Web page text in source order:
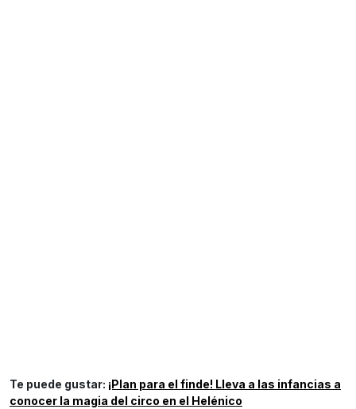
Te puede gustar: ¡Plan para el finde! Lleva a las infancias a
conocer la magia del circo en el Helénico